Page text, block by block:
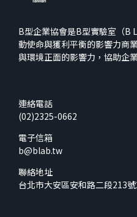
B型企業協會是B型實驗室（B
動使命與獲利平衡的影響力商
與環境正面的影響力，協助企
連絡電話
(02)2325-0662
電子信箱
b@blab.tw
聯絡地址
台北市大安區安和路二段213